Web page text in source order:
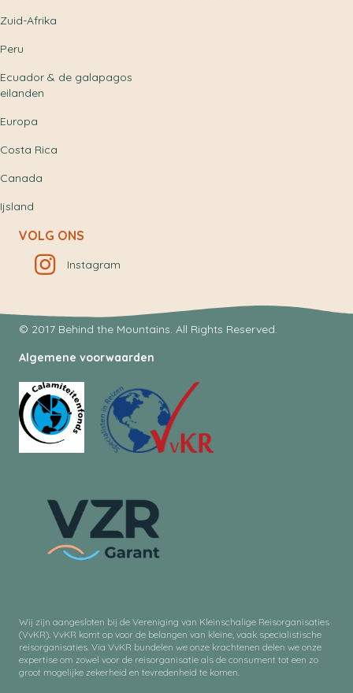
Zuid-Afrika
Peru
Ecuador & de galapagos
eilanden
Europa
Costa Rica
Canada
Ijsland
VOLG ONS
Instagram
© 2017 Behind the Mountains. All Rights Reserved.
Algemene voorwaarden
Wij zijn aangesloten bij de Vereniging van Kleinschalige Reisorganisaties
(VvKR). VvKR komt op voor de belangen van kleine, vaak specialistische
reisorganisaties. Via VvKR bundelen we onze krachtenen delen we onze
expertise om zowel voor de reisorganisatie als de consument tot een zo
groot mogelijke zekerheid en tevredenheid te komen.